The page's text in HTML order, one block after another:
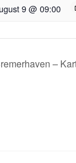
9 @ 09:00
–